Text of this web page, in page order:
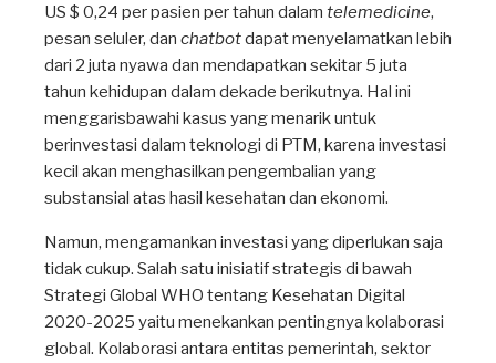
US $ 0,24 per pasien per tahun dalam telemedicine,
pesan seluler, dan chatbotdapat menyelamatkan lebih
dari 2 juta nyawa dan mendapatkan sekitar 5 juta
tahun kehidupan dalam dekade berikutnya. Hal ini
menggarisbawahi kasus yang menarik untuk
berinvestasi dalam teknologi di PTM, karena investasi
kecil akan menghasilkan pengembalian yang
substansial atas hasil kesehatan dan ekonomi.
Namun, mengamankan investasi yang diperlukan saja
tidak cukup. Salah satu inisiatif strategis di bawah
Strategi Global WHO tentang Kesehatan Digital
2020-2025 yaitu menekankan pentingnya kolaborasi
global. Kolaborasi antara entitas pemerintah, sektor